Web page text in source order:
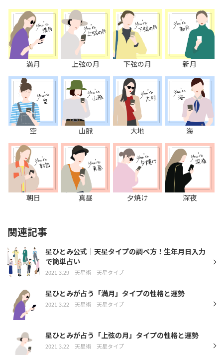
満月 上弦の月 下弦の月 新月
空 山脈 大地 海
朝日 真昼 夕焼け 深夜
関連記事
星ひとみ公式｜天星タイプの調べ方！生年月日入力
で簡単占い
2021.3.29 天星術 天星タイプ
星ひとみが占う「満月」タイプの性格と運勢
2021.3.22 天星術 天星タイプ
星ひとみが占う「上弦の月」タイプの性格と運勢
2021.3.22 天星術 天星タイプ